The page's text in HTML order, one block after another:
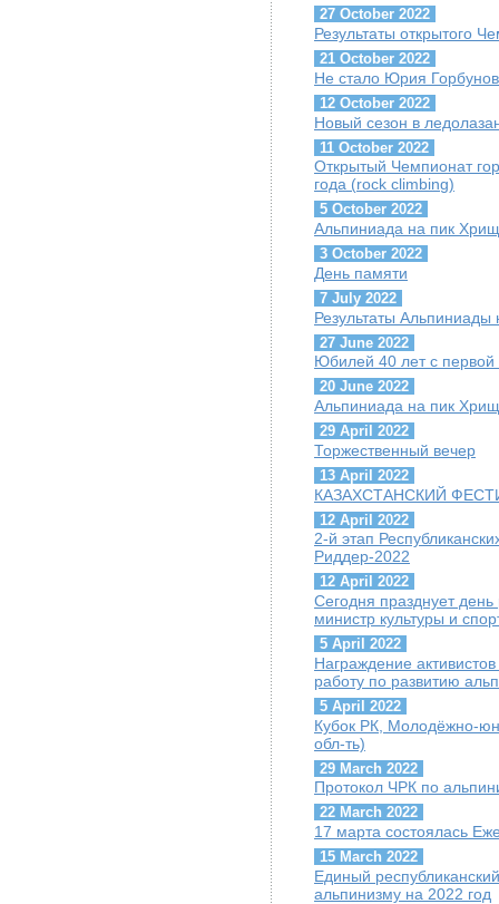
27 October 2022
Результаты открытого
21 October 2022
Не стало Юрия
12 October 2022
Новый сезон в
11 October 2022
Открытый Чемпионат
года (rock climbing)
5 October 2022
Альпиниада на пик
3 October 2022
День памяти
7 July 2022
Результаты
27 June 2022
Юбилей 40 лет с первой
20 June 2022
Альпиниада на пик
29 April 2022
Торжественный вечер
13 April 2022
КАЗАХСТАНСКИЙ
12 April 2022
2-й этап
Риддер-2022
12 April 2022
Сегодня празднует
министр культуры и
5 April 2022
Награждение
работу по развитию
5 April 2022
Кубок РК, Молодёжно-
обл-ть)
29 March 2022
Протокол ЧРК по
22 March 2022
17 марта состоялась
15 March 2022
Единый
альпинизму на 2022 год